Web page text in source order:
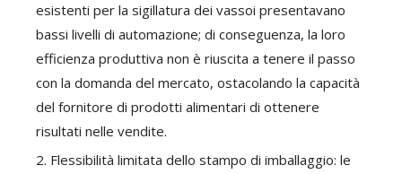
esistenti per la sigillatura dei vassoi presentavano
bassi livelli di automazione; di conseguenza, la loro
efficienza produttiva non è riuscita a tenere il passo
con la domanda del mercato, ostacolando la capacità
del fornitore di prodotti alimentari di ottenere
risultati nelle vendite.
2. Flessibilità limitata dello stampo di imballaggio: le